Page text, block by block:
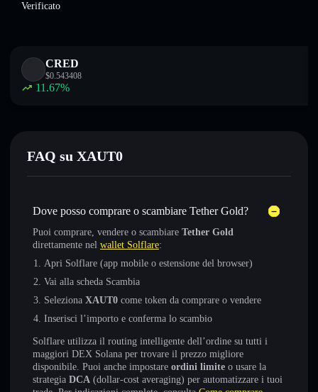
Verificato
CRED
$0.543408
11.67%
FAQ su XAUT0
Dove posso comprare o scambiare Tether Gold?
Puoi comprare, vendere o scambiare Tether Gold
direttamente nel wallet Solflare:
Apri Solflare (app mobile o estensione del browser)
Vai alla scheda Scambia
Seleziona XAUT0 come token da comprare o vendere
Inserisci l’importo e conferma lo scambio
Solflare utilizza il routing intelligente dell’ordine su tutti i
maggiori DEX Solana per trovare il prezzo migliore
disponibile. Puoi anche impostare ordini limite o usare la
strategia DCA (dollar-cost averaging) per automatizzare i tuoi